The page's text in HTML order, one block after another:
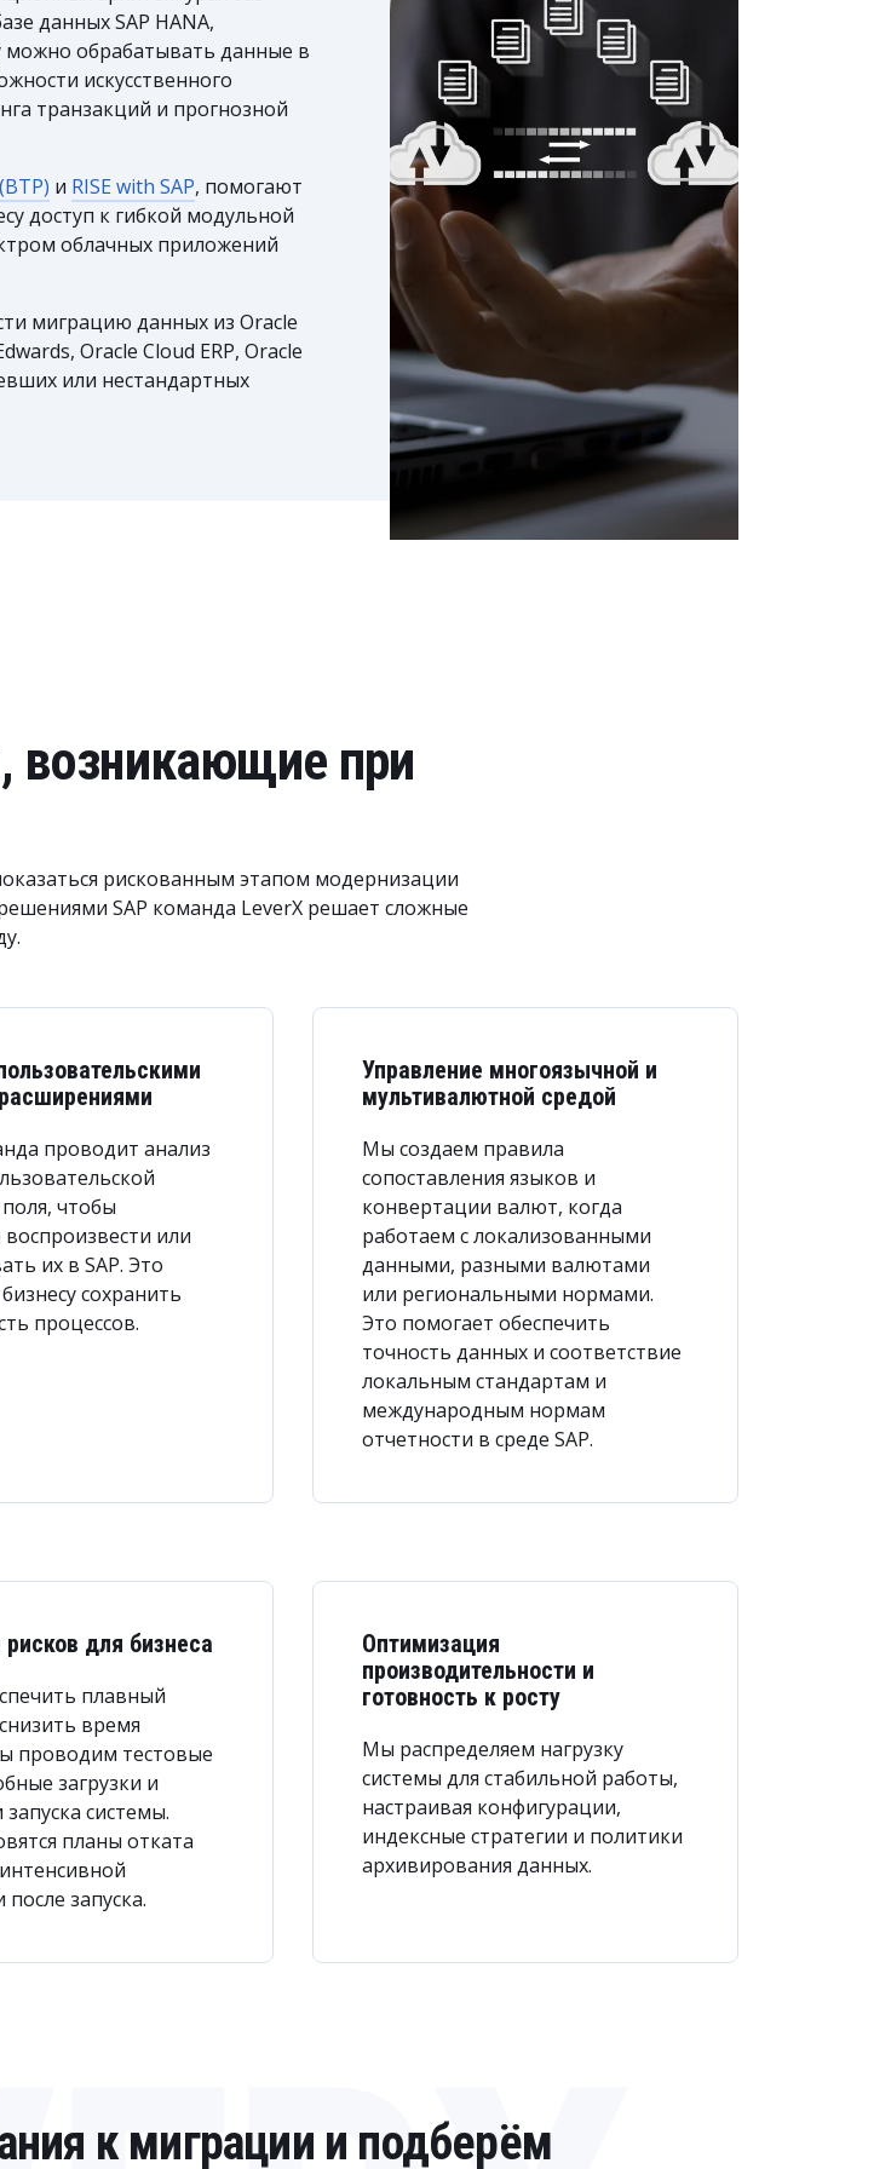
данных SAP HANA,
обрабатывать данные в
искусственного
транзакций и прогнозной
и RISE with SAP, помогают
доступ к гибкой модульной
облачных приложений
миграцию данных из Oracle
Oracle Cloud ERP, Oracle
или нестандартных
при
рискованным этапом модернизации
SAP команда LeverX решает сложные
проводит анализ
чтобы
или
их в SAP. Это
сохранить
процессов.
Управление многоязычной и
мультивалютной средой
Мы создаем правила
сопоставления языков и
конвертации валют, когда
работаем с локализованными
данными, разными валютами
или региональными нормами.
Это помогает обеспечить
точность данных и соответствие
локальным стандартам и
международным нормам
отчетности в среде SAP.
для бизнеса
плавный
время
проводим тестовые
загрузки и
системы.
планы отката
запуска.
Оптимизация
производительности и
готовность к росту
Мы распределяем нагрузку
системы для стабильной работы,
настраивая конфигурации,
индексные стратегии и политики
архивирования данных.
к миграции и подберём